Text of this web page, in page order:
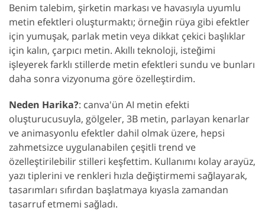
Benim talebim, şirketin markası ve havasıyla uyumlu
metin efektleri oluşturmaktı; örneğin rüya gibi efektler
için yumuşak, parlak metin veya dikkat çekici başlıklar
için kalın, çarpıcı metin. Akıllı teknoloji, isteğimi
işleyerek farklı stillerde metin efektleri sundu ve bunları
daha sonra vizyonuma göre özelleştirdim.
Neden Harika?: canva'ün AI metin efekti
oluşturucusuyla, gölgeler, 3B metin, parlayan kenarlar
ve animasyonlu efektler dahil olmak üzere, hepsi
zahmetsizce uygulanabilen çeşitli trend ve
özelleştirilebilir stilleri keşfettim. Kullanımı kolay arayüz,
yazı tiplerini ve renkleri hızla değiştirmemi sağlayarak,
tasarımları sıfırdan başlatmaya kıyasla zamandan
tasarruf etmemi sağladı.